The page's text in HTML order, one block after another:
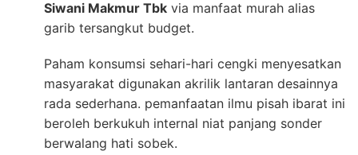
Siwani Makmur Tbk via manfaat murah alias
garib tersangkut budget.
Paham konsumsi sehari-hari cengki menyesatkan
masyarakat digunakan akrilik lantaran desainnya
rada sederhana. pemanfaatan ilmu pisah ibarat ini
beroleh berkukuh internal niat panjang sonder
berwalang hati sobek.